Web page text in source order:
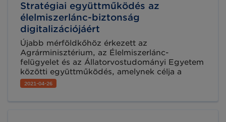
Felelős Élelmiszergyártók Szövetségeként
működik tovább, tevékenységében pedig
kiemelt helyre kerül a fogyasztókkal folytatott
párbeszéd, melynek első lépéseként Hello
Food néven új országos programot is indít a
szervezet.
Stratégiai együttműködés az
élelmiszerlánc-biztonság
digitalizációjáért
Újabb mérföldkőhöz érkezett az
Agrárminisztérium, az Élelmiszerlánc-
felügyelet és az Állatorvostudományi Egyetem
közötti együttműködés, amelynek célja a
magyar állategészségügy, a magyar agrárium
és ezáltal a magyar vidék sikere – emelte ki Dr.
2021-04-26